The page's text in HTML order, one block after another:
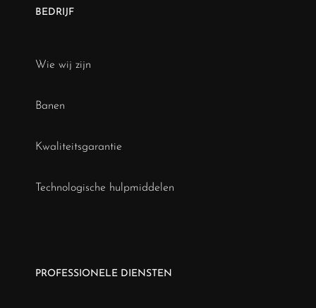
BEDRIJF
Wie wij zijn
Banen
Kwaliteitsgarantie
Technologische hulpmiddelen
PROFESSIONELE DIENSTEN